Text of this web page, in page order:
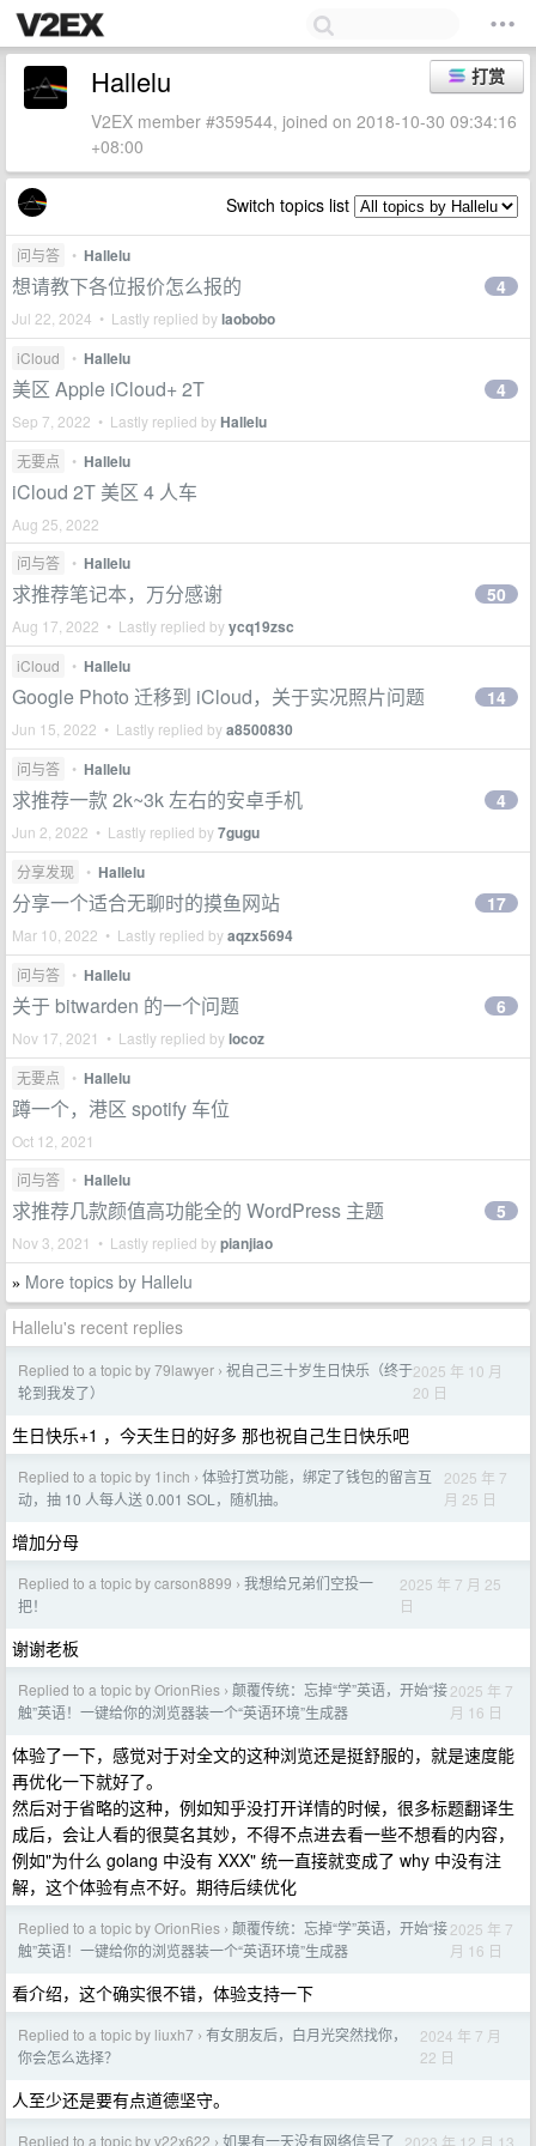
打赏
Hallelu
V2EX member #359544, joined on 2018-10-30 09:34:16
+08:00
Switch topics list
问与答 • Hallelu
想请教下各位报价怎么报的
Jul 22, 2024 • Lastly replied bylaobobo
4
iCloud • Hallelu
美区 Apple iCloud+ 2T
Sep 7, 2022 • Lastly replied byHallelu
4
无要点 • Hallelu
iCloud 2T 美区 4 人车
Aug 25, 2022
问与答
• Hallelu
求推荐笔记本，万分感谢
Aug 17, 2022 • Lastly replied byycq19zsc
50
iCloud • Hallelu
Google Photo 迁移到 iCloud，关于实况照片问题
Jun 15, 2022 • Lastly replied bya8500830
14
问与答 • Hallelu
求推荐一款 2k~3k 左右的安卓手机
Jun 2, 2022 • Lastly replied by7gugu
4
分享发现 • Hallelu
分享一个适合无聊时的摸鱼网站
Mar 10, 2022 • Lastly replied byaqzx5694
17
问与答 • Hallelu
关于 bitwarden 的一个问题
Nov 17, 2021 • Lastly replied bylocoz
6
无要点 • Hallelu
蹲一个，港区 spotify 车位
Oct 12, 2021
问与答
• Hallelu
求推荐几款颜值高功能全的 WordPress 主题
Nov 3, 2021 • Lastly replied bypianjiao
5
» More topics by Hallelu
Hallelu's recent replies
Replied to a topic by 79lawyer › 祝自己三十岁生日快乐（终于
轮到我发了）
2025 年 10 月
20 日
生日快乐+1 ，今天生日的好多 那也祝自己生日快乐吧
Replied to a topic by 1inch › 体验打赏功能，绑定了钱包的留言互
动，抽 10 人每人送 0.001 SOL，随机抽。
2025 年 7
月 25 日
增加分母
Replied to a topic by carson8899 › 我想给兄弟们空投一
把！
2025 年 7 月 25
日
谢谢老板
Replied to a topic by OrionRies › 颠覆传统：忘掉“学”英语，开始“接
触”英语！一键给你的浏览器装一个“英语环境”生成器
2025 年 7
月 16 日
体验了一下，感觉对于对全文的这种浏览还是挺舒服的，就是速度能
再优化一下就好了。
然后对于省略的这种，例如知乎没打开详情的时候，很多标题翻译生
成后，会让人看的很莫名其妙，不得不点进去看一些不想看的内容，
例如"为什么 golang 中没有 XXX" 统一直接就变成了 why 中没有注
解，这个体验有点不好。期待后续优化
Replied to a topic by OrionRies › 颠覆传统：忘掉“学”英语，开始“接
触”英语！一键给你的浏览器装一个“英语环境”生成器
2025 年 7
月 16 日
看介绍，这个确实很不错，体验支持一下
Replied to a topic by liuxh7 › 有女朋友后，白月光突然找你，
你会怎么选择？
2024 年 7 月
22 日
人至少还是要有点道德坚守。
Replied to a topic by v22x622 › 如果有一天没有网络信号了 2023 年 12 月 13